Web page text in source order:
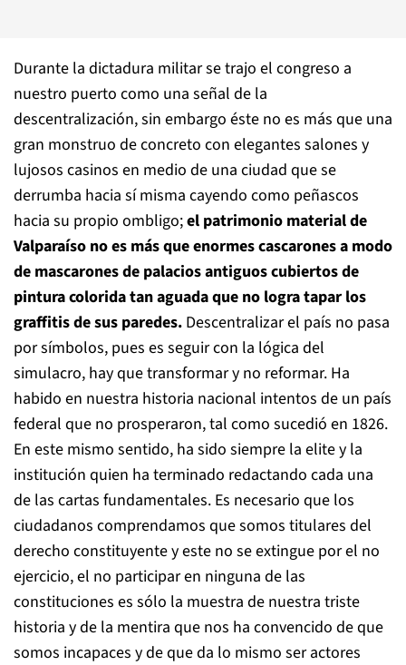
Durante la dictadura militar se trajo el congreso a
nuestro puerto como una señal de la
descentralización, sin embargo éste no es más que una
gran monstruo de concreto con elegantes salones y
lujosos casinos en medio de una ciudad que se
derrumba hacia sí misma cayendo como peñascos
hacia su propio ombligo;el patrimonio material de
Valparaíso no es más que enormes cascarones a modo
de mascarones de palacios antiguos cubiertos de
pintura colorida tan aguada que no logra tapar los
graffitis de sus paredes. Descentralizar el país no pasa
por símbolos, pues es seguir con la lógica del
simulacro, hay que transformar y no reformar. Ha
habido en nuestra historia nacional intentos de un país
federal que no prosperaron, tal como sucedió en 1826.
En este mismo sentido, ha sido siempre la elite y la
institución quien ha terminado redactando cada una
de las cartas fundamentales. Es necesario que los
ciudadanos comprendamos que somos titulares del
derecho constituyente y este no se extingue por el no
ejercicio, el no participar en ninguna de las
constituciones es sólo la muestra de nuestra triste
historia y de la mentira que nos ha convencido de que
somos incapaces y de que da lo mismo ser actores